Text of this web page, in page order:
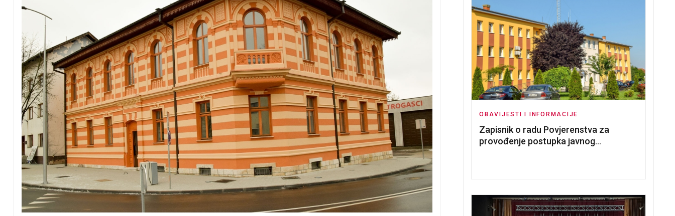
OBAVIJESTI I INFORMACIJE
Zapisnik o radu Povjerenstva za
provođenje postupka javnog